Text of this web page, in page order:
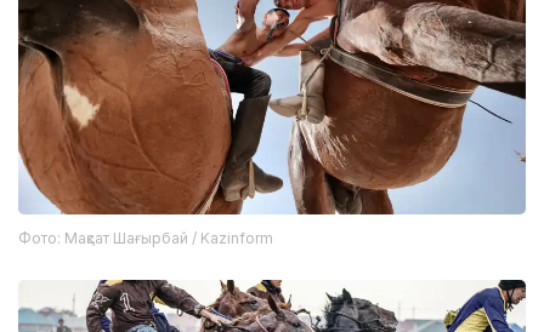
Фото: Мақсат Шағырбай / Kazinform